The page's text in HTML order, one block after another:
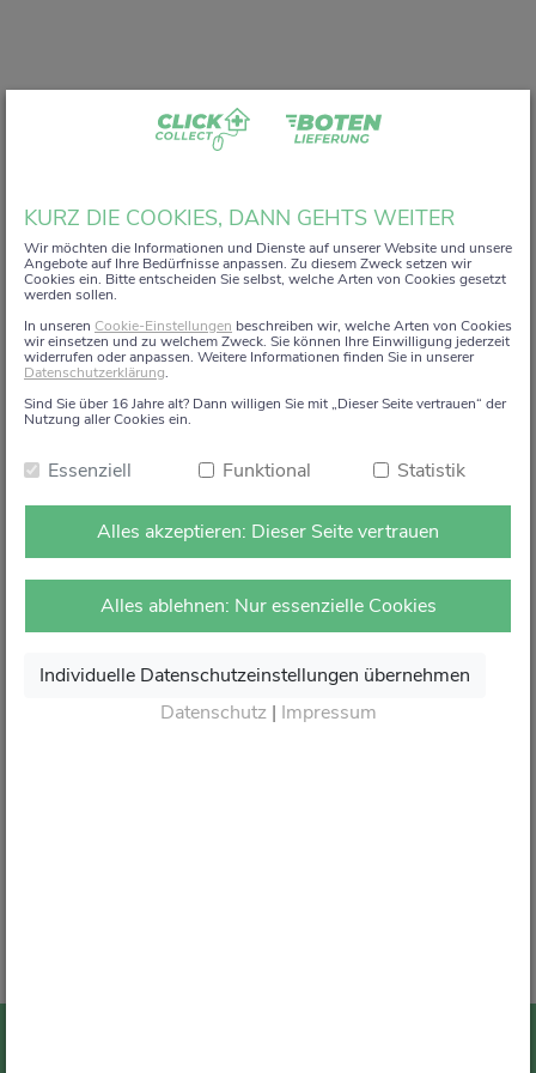
Liebe Kundin, lieber Kunde,
vielen Dank, dass Sie unser digitalesZACK+DA!
Aktionsregal genutzt haben.
Wir haben uns sehr gefreut, Sie auf diesem Weg begleiten
zu dürfen.
Dieses Angebot wird zum 15. Januar 2026 eingestellt.
Ab dem 16. Januar 2026 stehen die Online-
nicht mehr zur Verfügung.
Natürlich sind wir weiterhin persönlich für Sie da. Direkt
vor Ort in Ihrer Apotheke.
attraktive Angebote und den besten Service rund um Ihre
Danke für Ihr Vertrauen.
KURZ DIE COOKIES, DANN GEHTS WEITER
Wir möchten die Informationen und Dienste auf unserer Website und unsere
Angebote auf Ihre Bedürfnisse anpassen. Zu diesem Zweck setzen wir
Cookies ein. Bitte entscheiden Sie selbst, welche Arten von Cookies gesetzt
werden sollen.
In unseren Cookie-Einstellungen beschreiben wir, welche Arten von Cookies
wir einsetzen und zu welchem Zweck. Sie können Ihre Einwilligung jederzeit
widerrufen oder anpassen. Weitere Informationen finden Sie in unserer
Datenschutzerklärung.
Sind Sie über 16 Jahre alt? Dann willigen Sie mit „Dieser Seite vertrauen“ der
Nutzung aller Cookies ein.
Essenziell Funktional Statistik
Alles akzeptieren: Dieser Seite vertrauen
Alles ablehnen: Nur essenzielle Cookies
Individuelle Datenschutzeinstellungen übernehmen
Datenschutz| Impressum